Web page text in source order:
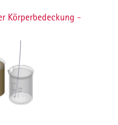
Körperbedeckung -